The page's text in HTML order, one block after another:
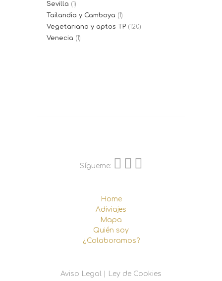
Sevilla (1)
Tailandia y Camboya (1)
Vegetariano y aptos TP (120)
Venecia (1)
Sígueme:
Home
Adiviajes
Mapa
Quién soy
¿Colaboramos?
Aviso Legal Ley de Cookies